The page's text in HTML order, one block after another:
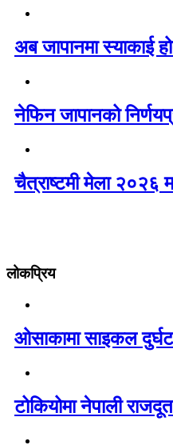
अब जापानमा स्याकाई
नेफिन जापानको
चैत्राष्टमी मेला २०२६
लोकप्रिय
ओसाकामा साइकल
टोकियोमा नेपाली